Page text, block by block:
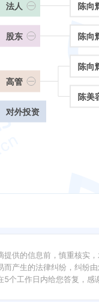
法人
股东
高管
对外投资
陈向
陈向
陈向
陈美
供的信息前，慎重核实
产生的法律纠纷，纠纷由
个工作日内给您答复，感